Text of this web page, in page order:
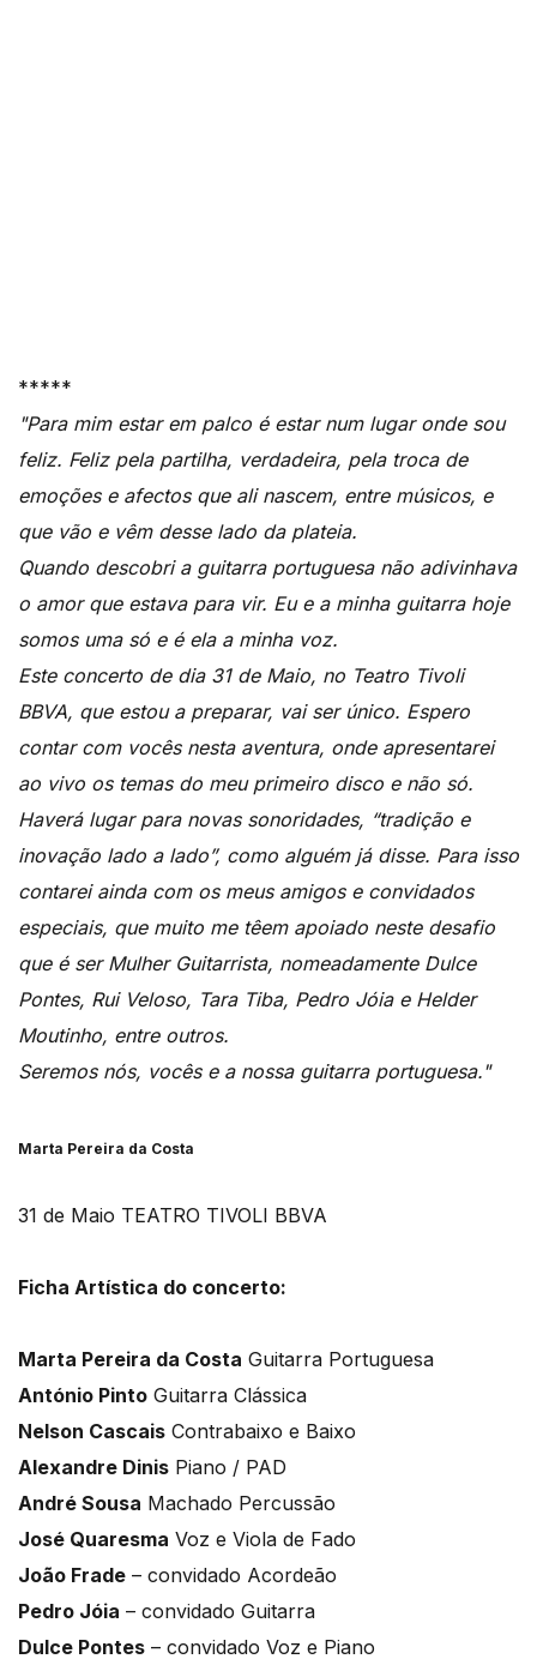
*****
"Para mim estar em palco é estar num lugar onde sou
feliz. Feliz pela partilha, verdadeira, pela troca de
emoções e afectos que ali nascem, entre músicos, e
que vão e vêm desse lado da plateia.
Quando descobri a guitarra portuguesa não adivinhava
o amor que estava para vir. Eu e a minha guitarra hoje
somos uma só e é ela a minha voz.
Este concerto de dia 31 de Maio, no Teatro Tivoli
BBVA, que estou a preparar, vai ser único. Espero
contar com vocês nesta aventura, onde apresentarei
ao vivo os temas do meu primeiro disco e não só.
Haverá lugar para novas sonoridades, “tradição e
inovação lado a lado”, como alguém já disse. Para isso
contarei ainda com os meus amigos e convidados
especiais, que muito me têem apoiado neste desafio
que é ser Mulher Guitarrista, nomeadamente Dulce
Pontes, Rui Veloso, Tara Tiba, Pedro Jóia e Helder
Moutinho, entre outros.
Seremos nós, vocês e a nossa guitarra portuguesa."
Marta Pereira da Costa
31 de Maio TEATRO TIVOLI BBVA
Ficha Artística do concerto:
Marta Pereira da Costa Guitarra Portuguesa
António Pinto Guitarra Clássica
Nelson Cascais Contrabaixo e Baixo
Alexandre Dinis Piano / PAD
André Sousa Machado Percussão
José Quaresma Voz e Viola de Fado
João Frade – convidado Acordeão
Pedro Jóia – convidado Guitarra
Dulce Pontes – convidado Voz e Piano